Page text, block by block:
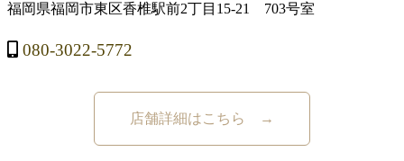
福岡県福岡市東区香椎駅前2丁目15-21 703号室
080-3022-5772
店舗詳細はこちら →